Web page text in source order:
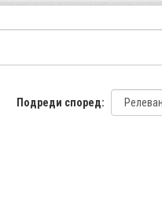
Подреди според